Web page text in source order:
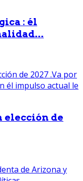
: él
elección de